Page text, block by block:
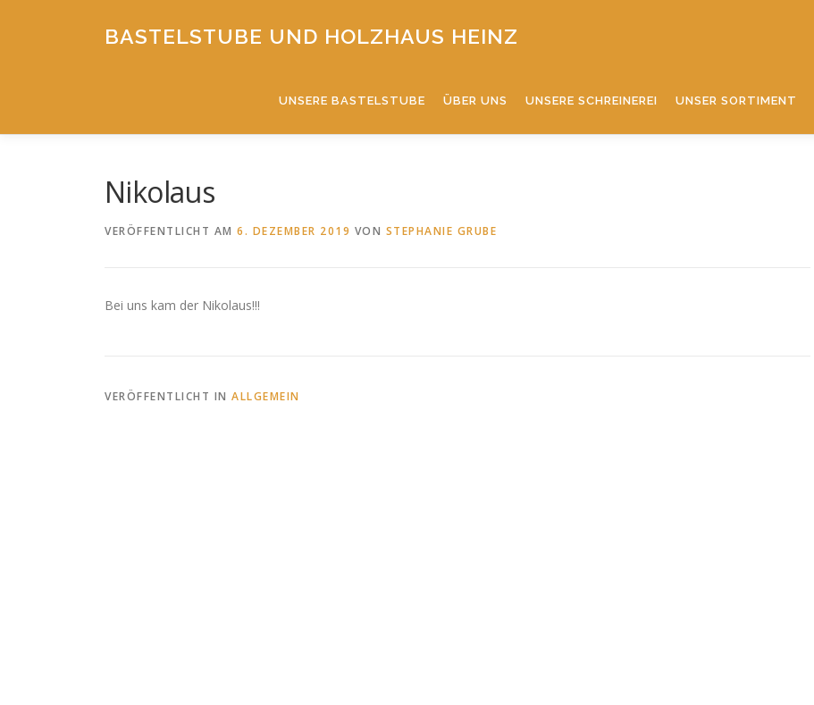
BASTELSTUBE UND HOLZHAUS HEINZ
UNSERE BASTELSTUBE ÜBER UNS UNSERE SCHREINEREI UNSER SORTIMENT
Nikolaus
VERÖFFENTLICHT AM 6. DEZEMBER 2019 VON STEPHANIE GRUBE
Bei uns kam der Nikolaus!!!
VERÖFFENTLICHT IN ALLGEMEIN